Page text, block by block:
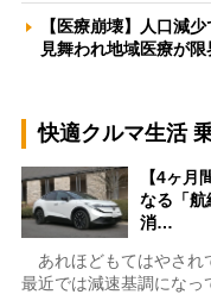
【医療崩壊】人口減
見舞われ地域医療が
快適クルマ生活
【4ヶ月
なる「航
消…
あれほどもてはやされ
最近では減速基調になっ